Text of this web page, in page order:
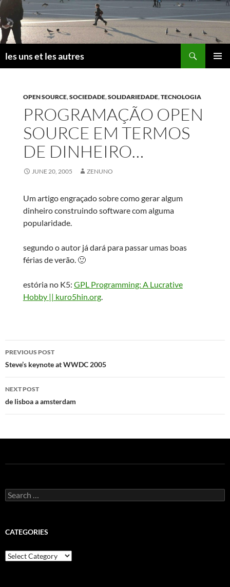
Skip
to
content
les uns et les autres
OPEN SOURCE,SOCIEDADE,SOLIDARIEDADE,TECNOLOGIA
PROGRAMAÇÃO OPEN
SOURCE EM TERMOS
DE DINHEIRO…
JUNE 20, 2005 ZENUNO
Um artigo engraçado sobre como gerar algum
dinheiro construindo software com alguma
popularidade.
segundo o autor já dará para passar umas boas
férias de verão. 🙂
estória no K5: GPL Programming: A Lucrative
Hobby || kuro5hin.org.
Post
navigation
PREVIOUS POST
Steve’s keynote at WWDC 2005
NEXT POST
de lisboa a amsterdam
Search
for:
CATEGORIES
Categories